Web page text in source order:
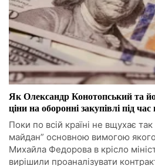
Як Олександр Конотопський та
ціни на оборонні закупівлі під час
Поки по всій країні не вщухає
майдан” основною вимогою
Михайла Федорова в крісло
вирішили проаналізувати